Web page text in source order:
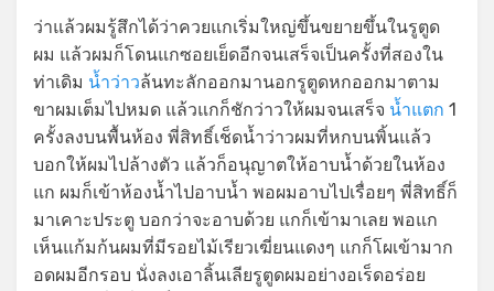
ว่าแล้วผมรู้สึกได้ว่าควยแกเริ่มใหญ่ขึ้นขยายขึ้นในรูตูด
ผม แล้วผมก็โดนแกซอยเย็ดอีกจนเสร็จเป็นครั้งที่สองใน
ท่าเดิม น้ำว่าวล้นทะลักออกมานอกรูตูดหกออกมาตาม
ขาผมเต็มไปหมด แล้วแกก็ชักว่าวให้ผมจนเสร็จ น้ำแตก 1
ครั้งลงบนพื้นห้อง พี่สิทธิ์เช็ดน้ำว่าวผมที่หกบนพิ้นแล้ว
บอกให้ผมไปล้างตัว แล้วก็อนุญาตให้อาบน้ำด้วยในห้อง
แก ผมก็เข้าห้องน้ำไปอาบน้ำ พอผมอาบไปเรื่อยๆ พี่สิทธิ์ก็
มาเคาะประตู บอกว่าจะอาบด้วย แกก็เข้ามาเลย พอแก
เห็นแก้มก้นผมที่มีรอยไม้เรียวเฆี่ยนแดงๆ แกก็โผเข้ามาก
อดผมอีกรอบ นั่งลงเอาลิ้นเลียรูตูดผมอย่างอเร็ดอร่อย